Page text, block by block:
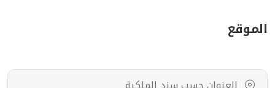
* نوافذ عازلة
* موقف سيارة خاص
- ⁠مجلس وصالة معيشة
الموقع